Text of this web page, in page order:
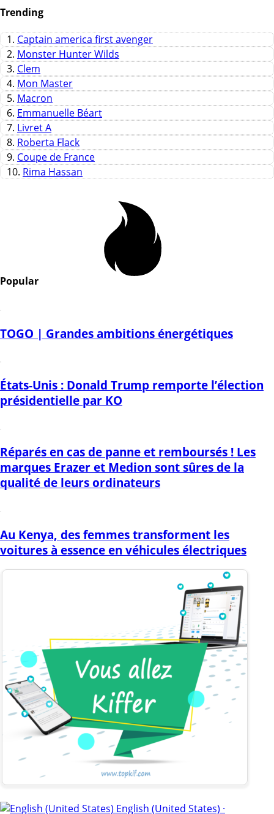
Trending
1. Captain america first avenger
2. Monster Hunter Wilds
3. Clem
4. Mon Master
5. Macron
6. Emmanuelle Béart
7. Livret A
8. Roberta Flack
9. Coupe de France
10. Rima Hassan
Popular
TOGO | Grandes ambitions énergétiques
États-Unis : Donald Trump remporte l’élection
présidentielle par KO
Réparés en cas de panne et remboursés ! Les
marques Erazer et Medion sont sûres de la
qualité de leurs ordinateurs
Au Kenya, des femmes transforment les
voitures à essence en véhicules électriques
English (United States) ·